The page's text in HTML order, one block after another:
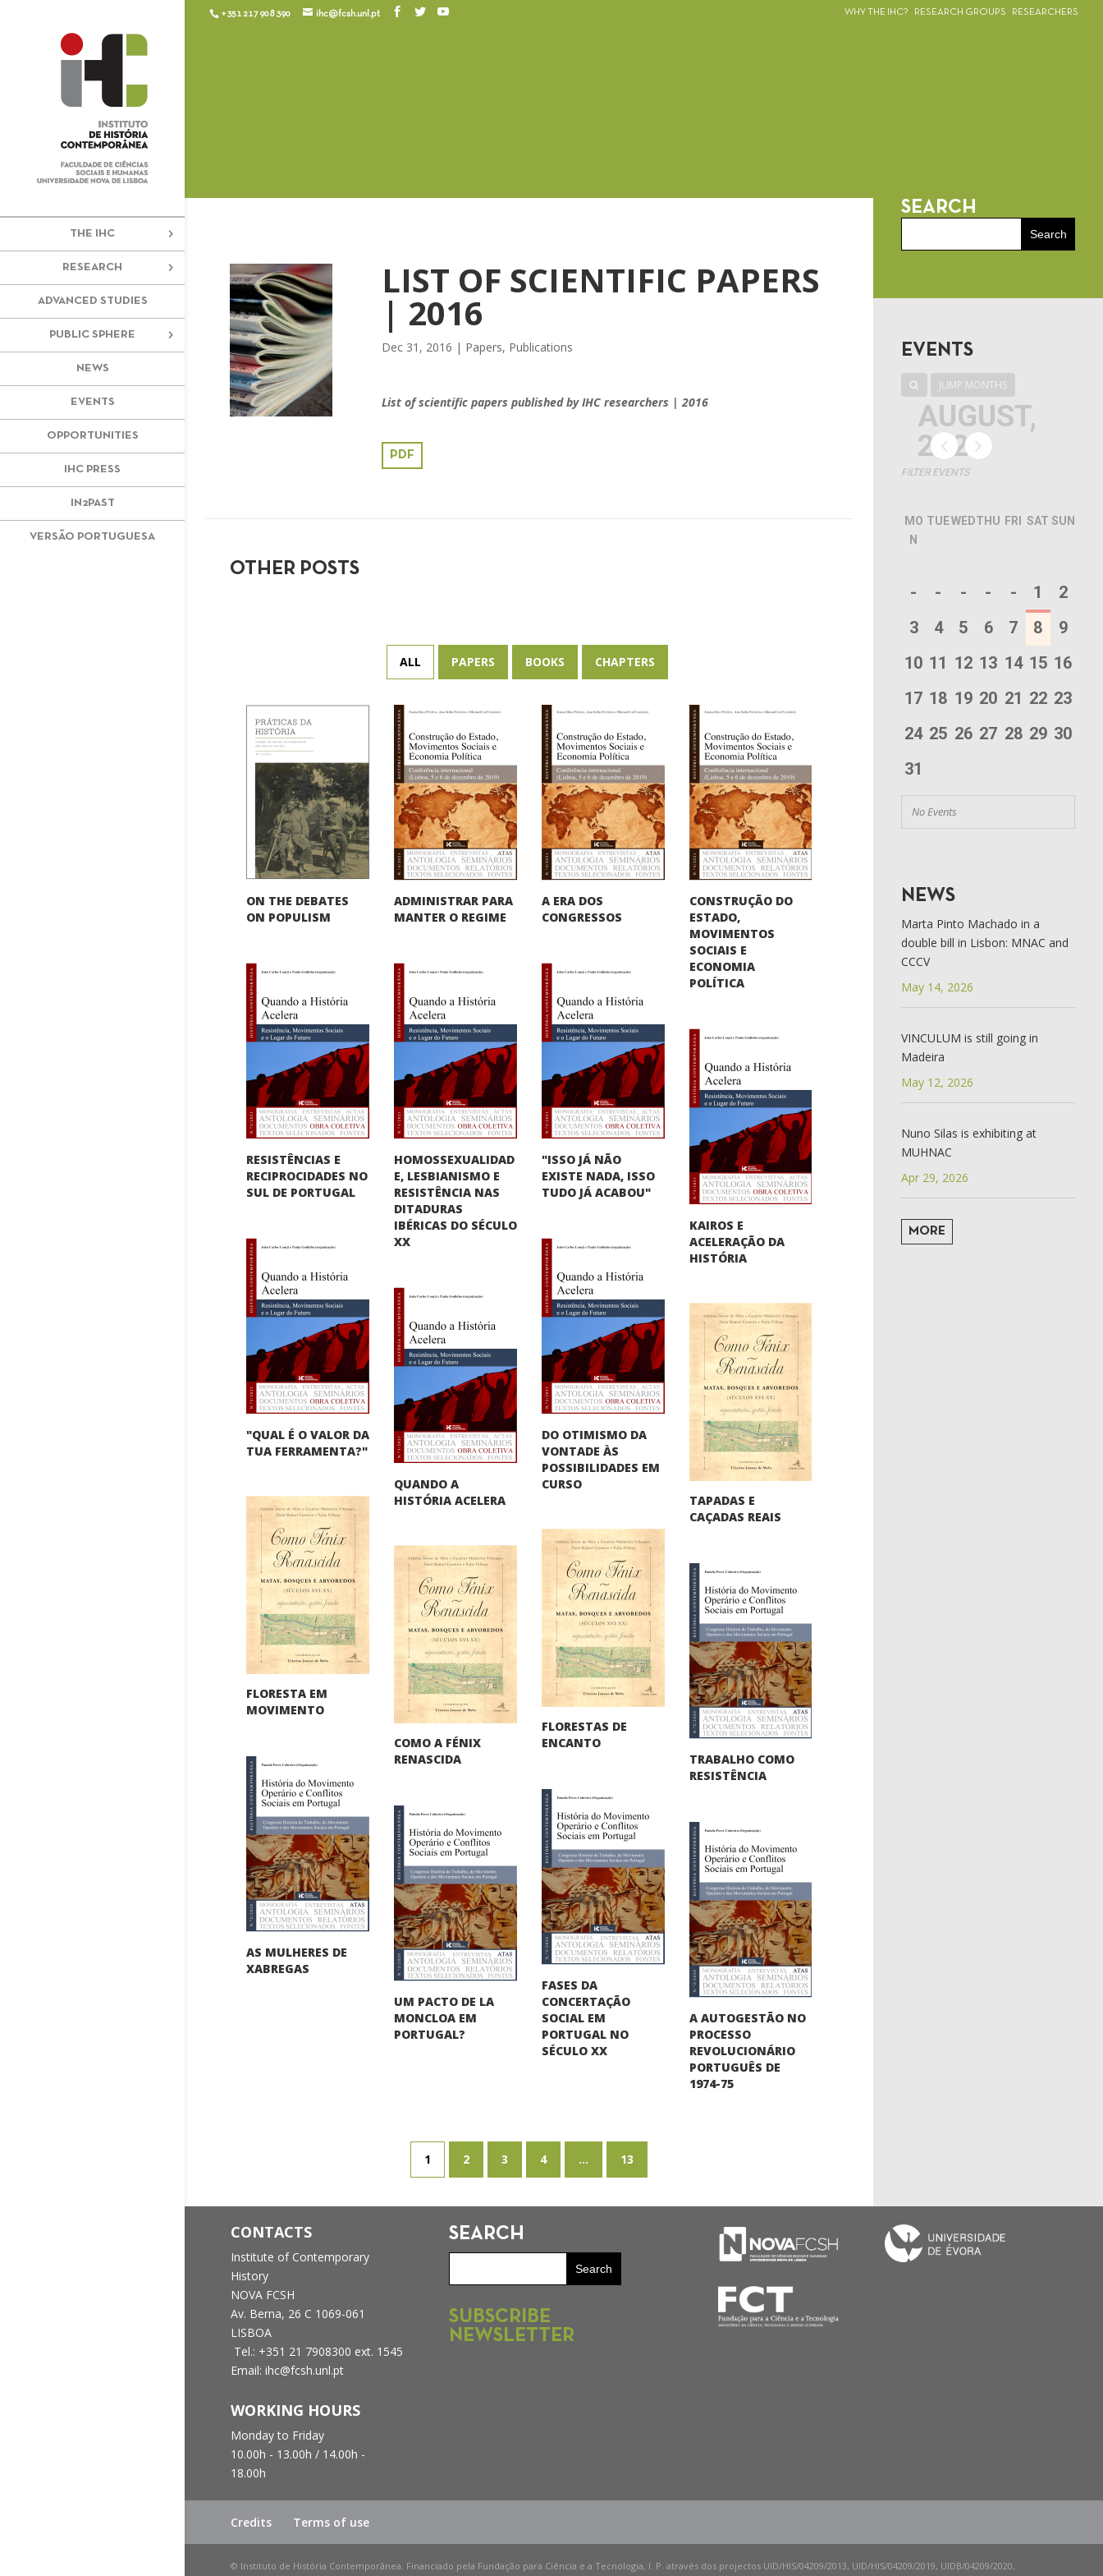
+351 217 908 390 ihc@fcsh.unl.pt WHY THE IHC? RESEARCH GROUPS RESEARCHERS
THE IHC
RESEARCH
ADVANCED STUDIES
PUBLIC SPHERE
NEWS
EVENTS
OPPORTUNITIES
IHC PRESS
IN2PAST
VERSÃO PORTUGUESA
LIST OF SCIENTIFIC PAPERS
| 2016
Dec 31, 2016 | Papers, Publications
List of scientific papers published by IHC researchers | 2016
PDF
OTHER POSTS
ALL PAPERS BOOKS CHAPTERS
ON THE DEBATES
ON POPULISM
ADMINISTRAR PARA
MANTER O REGIME
A ERA DOS
CONGRESSOS
CONSTRUÇÃO DO
ESTADO,
MOVIMENTOS
SOCIAIS E
ECONOMIA
POLÍTICA
RESISTÊNCIAS E
RECIPROCIDADES NO
SUL DE PORTUGAL
HOMOSSEXUALIDAD
E, LESBIANISMO E
RESISTÊNCIA NAS
DITADURAS
IBÉRICAS DO SÉCULO
XX
"ISSO JÁ NÃO
EXISTE NADA, ISSO
TUDO JÁ ACABOU"
KAIROS E
ACELERAÇÃO DA
HISTÓRIA
"QUAL É O VALOR DA
TUA FERRAMENTA?"
DO OTIMISMO DA
VONTADE ÀS
POSSIBILIDADES EM
CURSO
QUANDO A
HISTÓRIA ACELERA
TAPADAS E
CAÇADAS REAIS
FLORESTA EM
MOVIMENTO
FLORESTAS DE
ENCANTO
COMO A FÉNIX
RENASCIDA TRABALHO COMO
RESISTÊNCIA
AS MULHERES DE
XABREGAS
FASES DA
CONCERTAÇÃO
SOCIAL EM
PORTUGAL NO
SÉCULO XX
UM PACTO DE LA
MONCLOA EM
PORTUGAL?
A AUTOGESTÃO NO
PROCESSO
REVOLUCIONÁRIO
PORTUGUÊS DE
1974-75
1 2 3 4 ... 13
SEARCH
EVENTS
JUMP MONTHS
AUGUST,
2026
FILTER EVENTS
MO
N
TUEWEDTHU FRI SAT SUN
- - - - - 1
2
3
4 5 6 7 8
9
10 11 12 13 14 15 16
17 18 19 20 21 22 23
24 25 26 27 28 29 30
31
No Events
NEWS
Marta Pinto Machado in a
double bill in Lisbon: MNAC and
CCCV
May 14, 2026
VINCULUM is still going in
Madeira
May 12, 2026
Nuno Silas is exhibiting at
MUHNAC
Apr 29, 2026
MORE
CONTACTS
Institute of Contemporary
History
NOVA FCSH
Av. Berna, 26 C 1069-061
LISBOA
Tel.: +351 21 7908300 ext. 1545
Email: ihc@fcsh.unl.pt
WORKING HOURS
Monday to Friday
10.00h - 13.00h / 14.00h -
18.00h
SEARCH
SUBSCRIBE
NEWSLETTER
Credits Terms of use
© Instituto de História Contemporânea. Financiado pela Fundação para Ciência e a Tecnologia, I. P. através dos projectos UID/HIS/04209/2013, UID/HIS/04209/2019, UIDB/04209/2020,